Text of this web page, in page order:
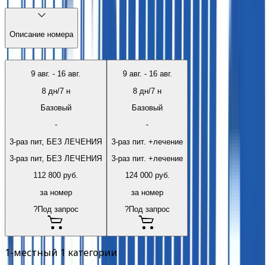
Описание номера
9 авг. - 16 авг.
8дн/7н
Базовый
-
3-раз пит, БЕЗ ЛЕЧЕНИЯ
3-раз пит, БЕЗ ЛЕЧЕНИЯ
112 800 руб.
за номер
?Под запрос
9 авг. - 16 авг.
8 дн/7 н
Базовый
-
3-раз пит. +лечение
3-раз пит. +лечение
124 000 руб.
за номер
?Под запрос
1-местный 1 категории